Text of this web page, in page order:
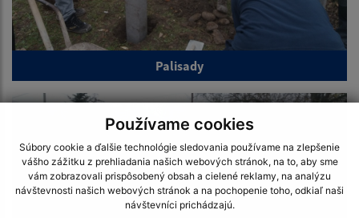
Používame cookies
Súbory cookie a ďalšie technológie sledovania používame na zlepšenie
vášho zážitku z prehliadania našich webových stránok, na to, aby sme
vám zobrazovali prispôsobený obsah a cielené reklamy, na analýzu
návštevnosti našich webových stránok a na pochopenie toho, odkiaľ naši
návštevníci prichádzajú.
Palisady